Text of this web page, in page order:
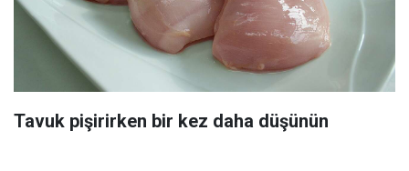
Tavuk pişirirken bir kez daha düşünün